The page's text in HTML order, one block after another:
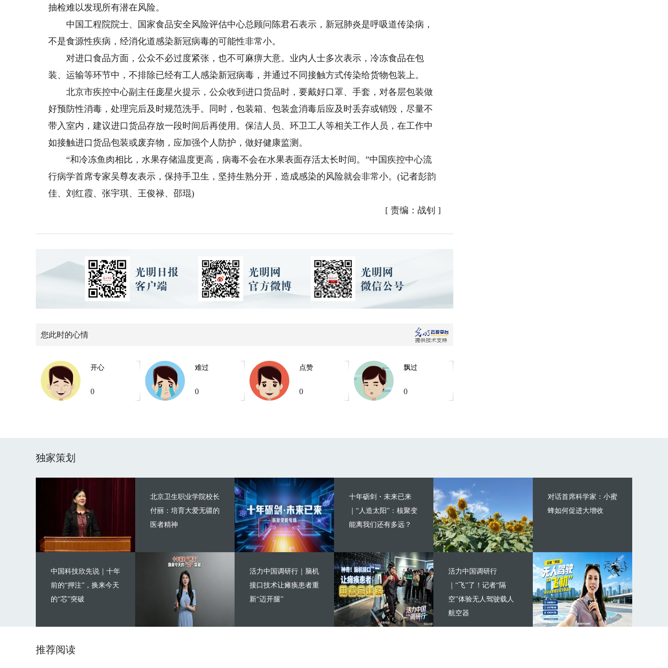
抽检难以发现所有潜在风险。
中国工程院院士、国家食品安全风险评估中心总顾问陈君石表示，新冠肺炎是呼吸道传染病，
不是食源性疾病，经消化道感染新冠病毒的可能性非常小。
对进口食品方面，公众不必过度紧张，也不可麻痹大意。业内人士多次表示，冷冻食品在包
装、运输等环节中，不排除已经有工人感染新冠病毒，并通过不同接触方式传染给货物包装上。
北京市疾控中心副主任庞星火提示，公众收到进口货品时，要戴好口罩、手套，对各层包装做
好预防性消毒，处理完后及时规范洗手。同时，包装箱、包装盒消毒后应及时丢弃或销毁，尽量不
带入室内，建议进口货品存放一段时间后再使用。保洁人员、环卫工人等相关工作人员，在工作中
如接触进口货品包装或废弃物，应加强个人防护，做好健康监测。
“和冷冻鱼肉相比，水果存储温度更高，病毒不会在水果表面存活太长时间。”中国疾控中心流
行病学首席专家吴尊友表示，保持手卫生，坚持生熟分开，造成感染的风险就会非常小。(记者彭韵
佳、刘红霞、张宇琪、王俊禄、邵琨)
[ 责编：战钊 ]
您此时的心情
开心
0
难过
0
点赞
0
飘过
0
独家策划
北京卫生职业学院校长
付丽：培育大爱无疆的
医者精神
中国科技欣先说｜十年
前的“押注”，换来今天
的“芯”突破
十年砺剑・未来已来
｜“人造太阳”：核聚变
能离我们还有多远？
活力中国调研行｜脑机
接口技术让瘫痪患者重
新“迈开腿”
对话首席科学家：小蜜
蜂如何促进大增收
活力中国调研行
｜“飞”了！记者“隔
空”体验无人驾驶载人
航空器
推荐阅读